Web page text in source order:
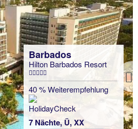
Barbados
Hilton Barbados Resort
40 % Weiterempfehlung
7 Nächte, Ü, XX